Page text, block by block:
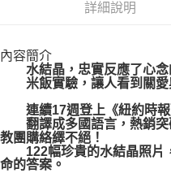
博客來商品配送方式
每筆NT$80，滿NT$1,000(含
詳細說明
內容簡介
水結晶，忠實反應了心念
米飯實驗，讓人看到關愛
連續17週登上《紐約時報
翻譯成多國語言，熱銷突
教團購絡繹不絕！
122幅珍貴的水結晶照片
命的答案。